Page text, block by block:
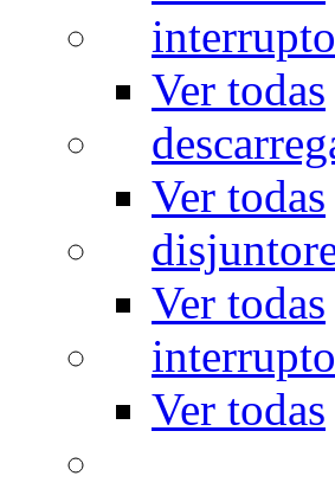
Ver todas
Ver todas
Ver todas
Ver todas